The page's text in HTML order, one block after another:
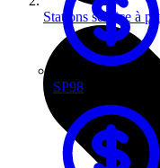
SP98
Stations service à